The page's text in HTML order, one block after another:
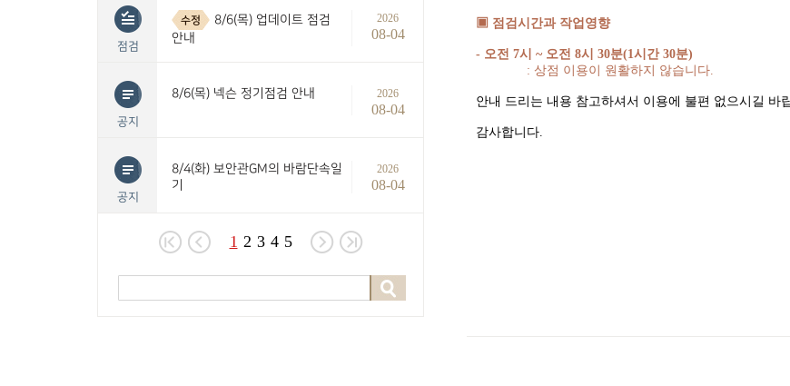
점검
수정
8/6(목) 업데이트 점검
안내
2026
08-04
공지
8/6(목) 넥슨 정기점검 안내 2026
08-04
공지
8/4(화) 보안관GM의 바람단속일
기
2026
08-04
1 2 3 4 5
▣ 점검시간과 작업영향
- 오전 7시 ~ 오전 8시 30분(1시간30분)
: 상점 이용이 원활하지 않습니다.
안내 드리는 내용 참고하셔서 이용에 불편 없으시길 바
감사합니다.